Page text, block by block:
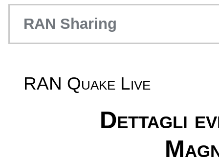
RAN Sharing
RAN Quake Live
Dettagli